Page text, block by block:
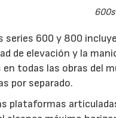
600s
series 600 y 800
de elevación y la
todas las obras del
por separado.
plataformas